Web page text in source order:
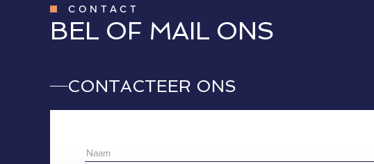
CONTACT
BEL OF MAIL ONS
CONTACTEER ONS